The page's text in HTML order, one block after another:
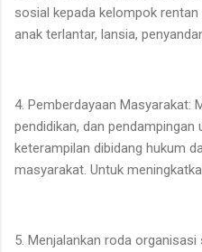
sosial kepada kelompok
anak terlantar, lansia,
4. Pemberdayaan Masyarakat:
pendidikan, dan pendampingan
keterampilan dibidang hukum
masyarakat. Untuk
5. Menjalankan roda organisasi